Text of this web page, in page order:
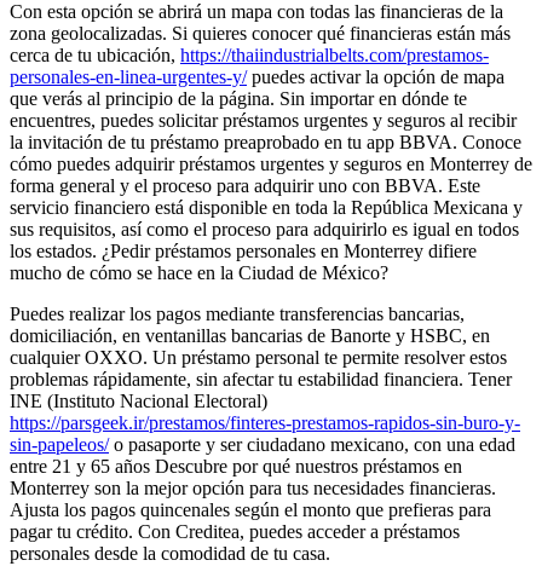
Con esta opción se abrirá un mapa con todas las financieras de la
zona geolocalizadas. Si quieres conocer qué financieras están más
cerca de tu ubicación, https://thaiindustrialbelts.com/prestamos-
personales-en-linea-urgentes-y/puedes activar la opción de mapa
que verás al principio de la página. Sin importar en dónde te
encuentres, puedes solicitar préstamos urgentes y seguros al recibir
la invitación de tu préstamo preaprobado en tu app BBVA. Conoce
cómo puedes adquirir préstamos urgentes y seguros en Monterrey de
forma general y el proceso para adquirir uno con BBVA. Este
servicio financiero está disponible en toda la República Mexicana y
sus requisitos, así como el proceso para adquirirlo es igual en todos
los estados. ¿Pedir préstamos personales en Monterrey difiere
mucho de cómo se hace en la Ciudad de México?
Puedes realizar los pagos mediante transferencias bancarias,
domiciliación, en ventanillas bancarias de Banorte y HSBC, en
cualquier OXXO. Un préstamo personal te permite resolver estos
problemas rápidamente, sin afectar tu estabilidad financiera. Tener
INE (Instituto Nacional Electoral)
https://parsgeek.ir/prestamos/finteres-prestamos-rapidos-sin-buro-y-
sin-papeleos/o pasaporte y ser ciudadano mexicano, con una edad
entre 21 y 65 años Descubre por qué nuestros préstamos en
Monterrey son la mejor opción para tus necesidades financieras.
Ajusta los pagos quincenales según el monto que prefieras para
pagar tu crédito. Con Creditea, puedes acceder a préstamos
personales desde la comodidad de tu casa.